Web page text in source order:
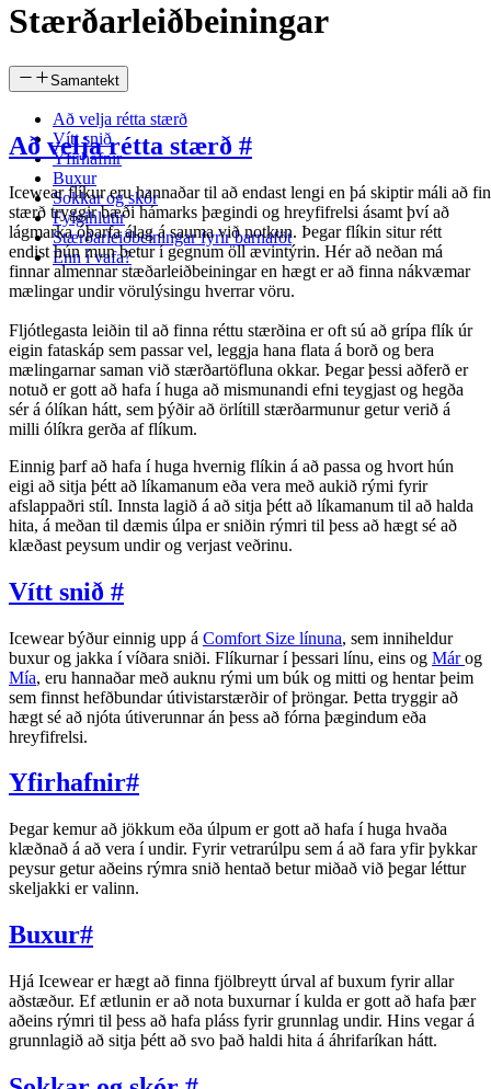
Stærðarleiðbeiningar
Samantekt
Að velja rétta stærð
Vítt snið
Yfirhafnir
Buxur
Sokkar og skór
Fylgihlutir
Stærðarleiðbeiningar fyrir barnaföt
Enn í vafa?
Að velja rétta stærð #
Icewear flíkur eru hannaðar til að endast lengi en þá skiptir máli að
stærð tryggir bæði hámarks þægindi og hreyfifrelsi ásamt því að
lágmarka óþarfa álag á sauma við notkun. Þegar flíkin situr rétt
endist hún mun betur í gegnum öll ævintýrin. Hér að neðan má
finnar almennar stæðarleiðbeiningar en hægt er að finna nákvæmar
mælingar undir vörulýsingu hverrar vöru.
Fljótlegasta leiðin til að finna réttu stærðina er oft sú að grípa flík úr
eigin fataskáp sem passar vel, leggja hana flata á borð og bera
mælingarnar saman við stærðartöfluna okkar. Þegar þessi aðferð er
notuð er gott að hafa í huga að mismunandi efni teygjast og hegða
sér á ólíkan hátt, sem þýðir að örlítill stærðarmunur getur verið á
milli ólíkra gerða af flíkum.
Einnig þarf að hafa í huga hvernig flíkin á að passa og hvort hún
eigi að sitja þétt að líkamanum eða vera með aukið rými fyrir
afslappaðri stíl. Innsta lagið á að sitja þétt að líkamanum til að halda
hita, á meðan til dæmis úlpa er sniðin rýmri til þess að hægt sé að
klæðast peysum undir og verjast veðrinu.
Vítt snið #
Icewear býður einnig upp á Comfort Size línuna, sem inniheldur
buxur og jakka í víðara sniði. Flíkurnar í þessari línu, eins og Márog
Mía, eru hannaðar með auknu rými um búk og mitti og hentar þeim
sem finnst hefðbundar útivistarstærðir of þröngar. Þetta tryggir að
hægt sé að njóta útiverunnar án þess að fórna þægindum eða
hreyfifrelsi.
Yfirhafnir#
Þegar kemur að jökkum eða úlpum er gott að hafa í huga hvaða
klæðnað á að vera í undir. Fyrir vetrarúlpu sem á að fara yfir þykkar
peysur getur aðeins rýmra snið hentað betur miðað við þegar léttur
skeljakki er valinn.
Buxur#
Hjá Icewear er hægt að finna fjölbreytt úrval af buxum fyrir allar
aðstæður. Ef ætlunin er að nota buxurnar í kulda er gott að hafa þær
aðeins rýmri til þess að hafa pláss fyrir grunnlag undir. Hins vegar á
grunnlagið að sitja þétt að svo það haldi hita á áhrifaríkan hátt.